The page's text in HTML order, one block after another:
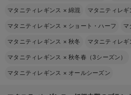
マタニティレギンス ×綿混 マタニティレギ
マタニティレギンス × ショート・ハーフ マ
マタニティレギンス ×秋冬 マタニティレギ
マタニティレギンス ×秋冬春（3シーズン）
マタニティレギンス × オールシーズン